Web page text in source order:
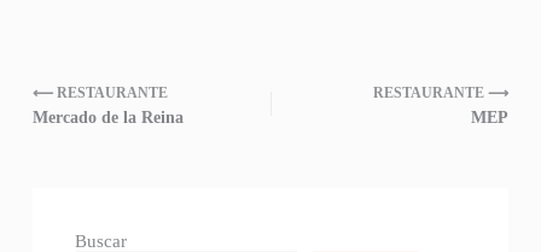
⟵ RESTAURANTE
Mercado de la Reina
RESTAURANTE ⟶
MEP
Buscar